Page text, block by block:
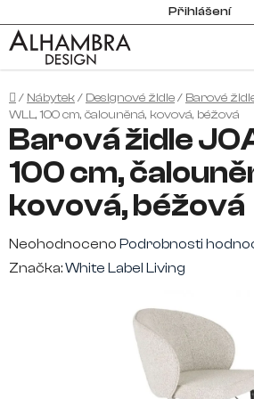
na
obsah
Přihlášení
Domů
/ Nábytek/ Designové židle/ Barové
WLL, 100 cm, čalouněná, kovová, béžová
Barová židle
100 cm,
kovová, béžová
Průměrné
hodnocení
Neohodnoceno Podrobnosti
Značka:White Label Living